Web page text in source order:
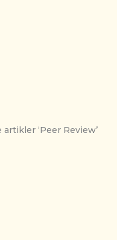
‘Peer Review’